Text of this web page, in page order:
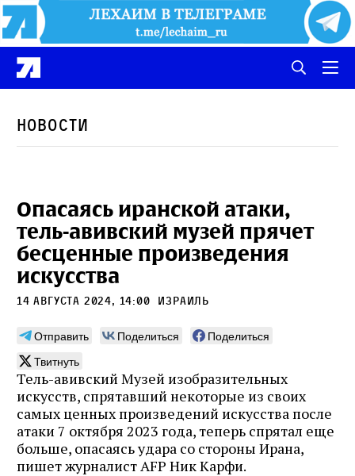
Новости
Опасаясь иранской атаки,
тель-авивский музей прячет
бесценные произведения
искусства
14 августа 2024, 14:00 Израиль
Отправить Поделиться
Поделиться
Твитнуть
Тель-авивский Музей изобразительных
искусств, спрятавший некоторые из своих
самых ценных произведений искусства после
атаки 7 октября 2023 года, теперь спрятал еще
больше, опасаясь удара со стороны Ирана,
пишет журналист AFP Ник Карфи.